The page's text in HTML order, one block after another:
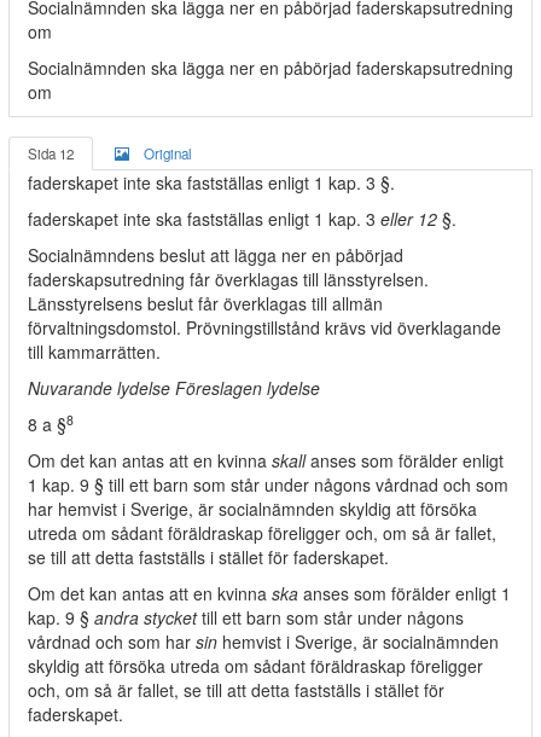
Socialnämnden ska lägga ner en påbörjad faderskapsutredning
om
Socialnämnden ska lägga ner en påbörjad faderskapsutredning
om
Sida 12 Original
faderskapet inte ska fastställas enligt 1 kap. 3 §.
faderskapet inte ska fastställas enligt 1 kap. 3 eller 12 §.
Socialnämndens beslut att lägga ner en påbörjad
faderskapsutredning får överklagas till länsstyrelsen.
Länsstyrelsens beslut får överklagas till allmän
förvaltningsdomstol. Prövningstillstånd krävs vid överklagande
till kammarrätten.
Nuvarande lydelse Föreslagen lydelse
8 a §8
Om det kan antas att en kvinna skallanses som förälder enligt
1 kap. 9 § till ett barn som står under någons vårdnad och som
har hemvist i Sverige, är socialnämnden skyldig att försöka
utreda om sådant föräldraskap föreligger och, om så är fallet,
se till att detta fastställs i stället för faderskapet.
Om det kan antas att en kvinna ska anses som förälder enligt 1
kap. 9 § andra styckettill ett barn som står under någons
vårdnad och som har sin hemvist i Sverige, är socialnämnden
skyldig att försöka utreda om sådant föräldraskap föreligger
och, om så är fallet, se till att detta fastställs i stället för
faderskapet.